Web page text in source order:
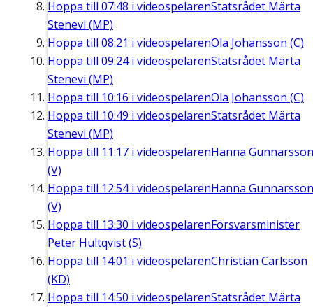
Hoppa till 07:48 i videospelarenStatsrådet Märta
Stenevi (MP)
Hoppa till 08:21 i videospelarenOla Johansson (C)
Hoppa till 09:24i videospelarenStatsrådet Märta
Stenevi (MP)
Hoppa till 10:16 i videospelarenOla Johansson (C)
Hoppa till 10:49 i videospelarenStatsrådet Märta
Stenevi (MP)
Hoppa till 11:17 i videospelarenHanna Gunnarsson
(V)
Hoppa till 12:54i videospelarenHanna Gunnarsson
(V)
Hoppa till 13:30 i videospelarenFörsvarsminister
Peter Hultqvist (S)
Hoppa till 14:01 i videospelarenChristian Carlsson
(KD)
Hoppa till 14:50 i videospelarenStatsrådet Märta